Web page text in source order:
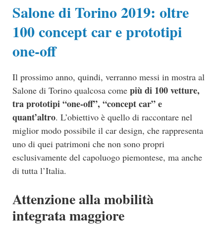
Salone di Torino 2019: oltre
100 concept car e prototipi
one-off
Il prossimo anno, quindi, verranno messi in mostra al
Salone di Torino qualcosa come più di 100 vetture,
tra prototipi “one-off”, “concept car” e
quant’altro. L’obiettivo è quello di raccontare nel
miglior modo possibile il car design, che rappresenta
uno di quei patrimoni che non sono propri
esclusivamente del capoluogo piemontese, ma anche
di tutta l’Italia.
Attenzione alla mobilità
integrata maggiore